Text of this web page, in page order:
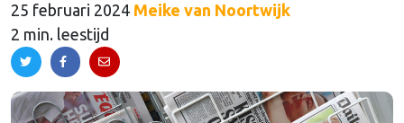
25 februari 2024 Meike van Noortwijk
2 min. leestijd